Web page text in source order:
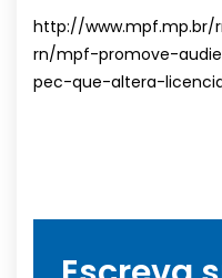
http://
rn/mpf-promove-
pec-que-altera-